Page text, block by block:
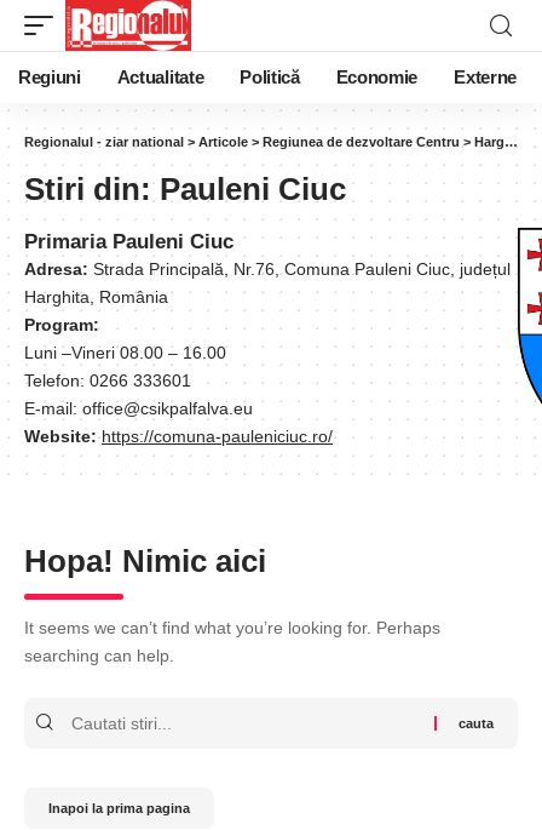
Regiuni Actualitate Politică Economie Externe
Regionalul - ziar national > Articole > Regiunea de dezvoltare Centru > Harghita
Stiri din:Pauleni Ciuc
Primaria Pauleni Ciuc
Adresa: Strada Principală, Nr.76, Comuna Pauleni Ciuc, județul
Harghita, România
Program:
Luni –Vineri 08.00 – 16.00
Telefon: 0266 333601
E-mail: office@csikpalfalva.eu
Website: https://comuna-pauleniciuc.ro/
Hopa! Nimic aici
It seems we can’t find what you’re looking for. Perhaps
searching can help.
Inapoi la prima pagina